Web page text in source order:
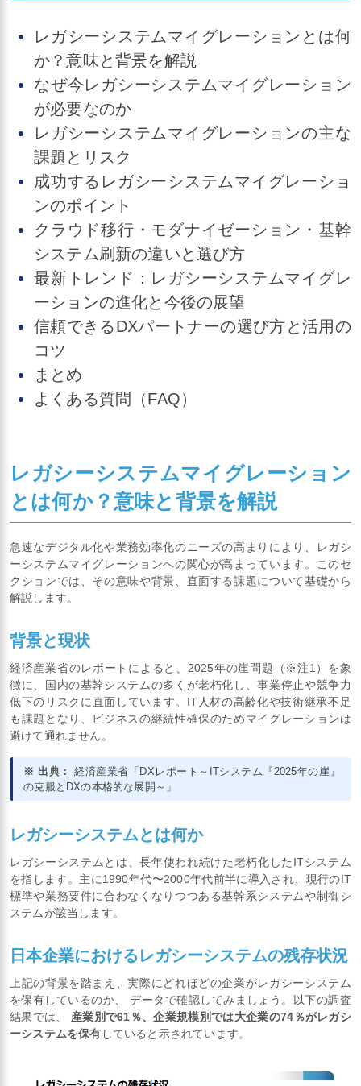
レガシーシステムマイグレーションとは何
か？意味と背景を解説
なぜ今レガシーシステムマイグレーション
が必要なのか
レガシーシステムマイグレーションの主な
課題とリスク
成功するレガシーシステムマイグレーショ
ンのポイント
クラウド移行・モダナイゼーション・基幹
システム刷新の違いと選び方
最新トレンド：レガシーシステムマイグレ
ーションの進化と今後の展望
信頼できるDXパートナーの選び方と活用の
コツ
まとめ
よくある質問（FAQ）
レガシーシステムマイグレーション
とは何か？意味と背景を解説
急速なデジタル化や業務効率化のニーズの高まりにより、レガシ
ーシステムマイグレーションへの関心が高まっています。このセ
クションでは、その意味や背景、直面する課題について基礎から
解説します。
背景と現状
経済産業省のレポートによると、2025年の崖問題（※注1）を象
徴に、国内の基幹システムの多くが老朽化し、事業停止や競争力
低下のリスクに直面しています。IT人材の高齢化や技術継承不足
も課題となり、ビジネスの継続性確保のためマイグレーションは
避けて通れません。
※ 出典：
経済産業省「DXレポート～ITシステム『2025年の崖』
の克服とDXの本格的な展開～」
レガシーシステムとは何か
レガシーシステムとは、長年使われ続けた老朽化したITシステム
を指します。主に1990年代〜2000年代前半に導入され、現行のIT
標準や業務要件に合わなくなりつつある基幹系システムや制御シ
ステムが該当します。
日本企業におけるレガシーシステムの残存状況
上記の背景を踏まえ、実際にどれほどの企業がレガシーシステム
を保有しているのか、 データで確認してみましょう。以下の調査
結果では、 産業別で61％、企業規模別では大企業の74％がレガシ
ーシステムを保有 していると示されています。